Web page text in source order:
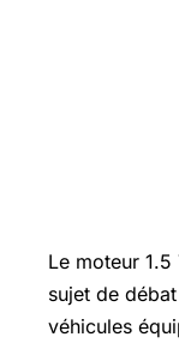
Le moteur
sujet de
véhicules